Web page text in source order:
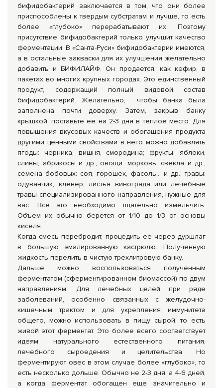
бифидобактерий заключается в том, что они более
приспособлены к твердым субстратам и лучше, то есть
более «глубоко» перерабатывают их. Поэтому
присутствие бифидобактерий только улучшит качество
ферментации. В «Санта-Руси» бифидобактерии имеются,
а в остальные закваски для их улучшения желательно
добавить и БИФИЛАЙФ. Он продается, как кефир, в
пакетах во многих крупных городах. Это единственный
продукт, содержащий полный видовой состав
бифидобактерий. Желательно, чтобы банка была
заполнена почти доверху. Затем, закрыв банку
крышкой, поставьте ее на 2-3 дня в теплое место. Для
повышения вкусовых качеств и обогащения продукта
другими ценными свойствами в него можно добавлять
ягоды: черника, вишня, смородина; фрукты: яблоки,
сливы, абрикосы и др.; овощи: морковь, свекла и др.;
семена бобовых: соя, горошек, фасоль… и др.; травы:
одуванчик, клевер, листья винограда или лечебные
травы специализированного направления, нужные для
вас. Все это необходимо тщательно измельчить.
Объем их обычно берется от 1/10 до 1/3 от основы
киселя.
Когда смесь перебродит, процедить ее через дуршлаг
в большую эмалированную кастрюлю. Полученную
жидкость перелить в чистую трехлитровую банку.
Дальше можно воспользоваться полученным
ферментатом (сферментированном биомассой) по двум
направлениям. Для лечебных целей при ряде
заболеваний, особенно связанных с желудочно-
кишечным трактом и для укрепления иммунитета
общего, можно использовать в пищу сырой, то есть
живой этот ферментат. Это более всего соответствует
идеям натурального естественного питания,
лечебного сыроедения и целительства. Но
ферментируют овес в этом случае более «глубоко», то
есть несколько дольше. Обычно не 2-3 дня, а 4-6 дней,
а когда ферментат обогащен еще значительно и